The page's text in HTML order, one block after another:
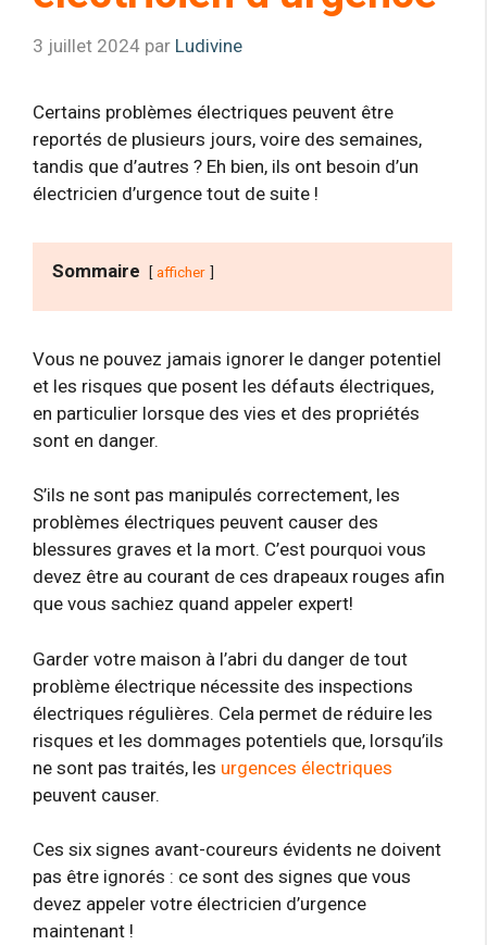
3 juillet 2024 par Ludivine
Certains problèmes électriques peuvent être
reportés de plusieurs jours, voire des semaines,
tandis que d’autres ? Eh bien, ils ont besoin d’un
électricien d’urgence tout de suite !
Sommaire afficher
Vous ne pouvez jamais ignorer le danger potentiel
et les risques que posent les défauts électriques,
en particulier lorsque des vies et des propriétés
sont en danger.
S’ils ne sont pas manipulés correctement, les
problèmes électriques peuvent causer des
blessures graves et la mort. C’est pourquoi vous
devez être au courant de ces drapeaux rouges afin
que vous sachiez quand appeler expert!
Garder votre maison à l’abri du danger de tout
problème électrique nécessite des inspections
électriques régulières. Cela permet de réduire les
risques et les dommages potentiels que, lorsqu’ils
ne sont pas traités, les urgences électriques
peuvent causer.
Ces six signes avant-coureurs évidents ne doivent
pas être ignorés : ce sont des signes que vous
devez appeler votre électricien d’urgence
maintenant !